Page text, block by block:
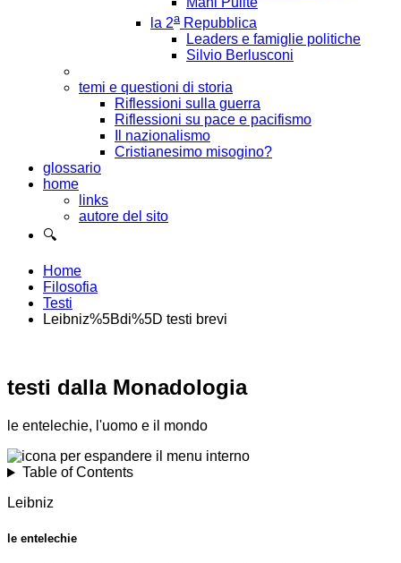
la 2aRepubblica
Leaders e famiglie politiche
Silvio Berlusconi
temi e questioni di storia
Riflessioni sulla guerra
Riflessioni su pace e pacifismo
Il nazionalismo
Cristianesimo misogino?
glossario
home
links
autore del sito
🔍
Home
Filosofia
Testi
Leibniz%5Bdi%5D testi brevi
testi dalla Monadologia
le entelechie, l'uomo e il mondo
Table of Contents
Leibniz
le entelechie